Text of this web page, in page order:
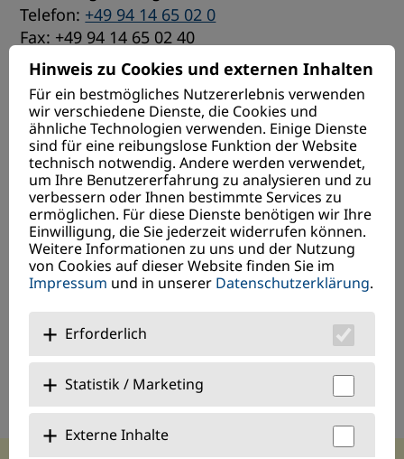
Telefon: +49 94 14 65 02 0
Fax: +49 94 14 65 02 40
E-Mail:info@kinderzentrum-regensburg.de
Spendenkonto
VR Bank Niederbayern-Oberpfalz eG
DE09 7509 0900 9098 6076 16
Hier online spenden
Quicklinks
Anmeldung
Aktuelles
Rezeptanforderung
Hinweis zu Cookies und externen Inhalten
Für ein bestmögliches Nutzererlebnis verwenden
wir verschiedene Dienste, die Cookies und
ähnliche Technologien verwenden. Einige Dienste
sind für eine reibungslose Funktion der Website
technisch notwendig. Andere werden verwendet,
um Ihre Benutzererfahrung zu analysieren und zu
verbessern oder Ihnen bestimmte Services zu
ermöglichen. Für diese Dienste benötigen wir Ihre
Einwilligung, die Sie jederzeit widerrufen können.
Weitere Informationen zu uns und der Nutzung
von Cookies auf dieser Website finden Sie im
Impressum und in unserer Datenschutzerklärung.
Erforderlich
Statistik / Marketing
Externe Inhalte